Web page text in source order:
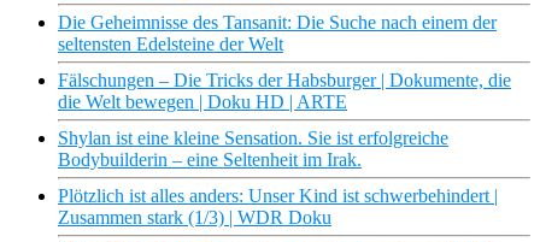
Die Geheimnisse des Tansanit: Die Suche nach einem der
seltensten Edelsteine der Welt
Fälschungen – Die Tricks der Habsburger | Dokumente, die
die Welt bewegen | Doku HD | ARTE
Shylan ist eine kleine Sensation. Sie ist erfolgreiche
Bodybuilderin – eine Seltenheit im Irak.
Plötzlich ist alles anders: Unser Kind ist schwerbehindert |
Zusammen stark (1/3) | WDR Doku